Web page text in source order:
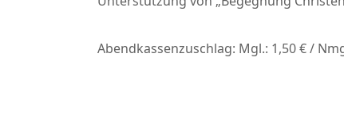
Abendkassenzuschlag: Mgl.: 1,50 € /